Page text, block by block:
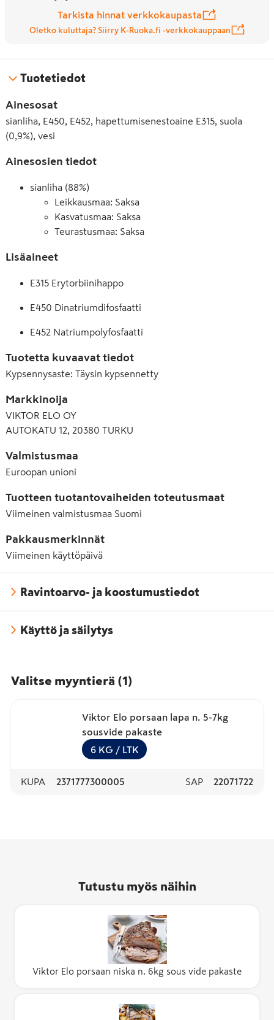
Tarkista hinnat verkkokaupasta
Oletko kuluttaja? Siirry K-Ruoka.fi -verkkokauppaan
Tuotetiedot
Ainesosat
sianliha, E450, E452, hapettumisenestoaine E315, suola
(0,9%), vesi
Ainesosien tiedot
sianliha (88%)
Leikkausmaa: Saksa
Kasvatusmaa: Saksa
Teurastusmaa: Saksa
Lisäaineet
E315 Erytorbiinihappo
E450 Dinatriumdifosfaatti
E452 Natriumpolyfosfaatti
Tuotetta kuvaavat tiedot
Kypsennysaste: Täysin kypsennetty
Markkinoija
VIKTOR ELO OY
AUTOKATU 12, 20380 TURKU
Valmistusmaa
Euroopan unioni
Tuotteen tuotantovaiheiden toteutusmaat
Viimeinen valmistusmaa Suomi
Pakkausmerkinnät
Viimeinen käyttöpäivä
Ravintoarvo- ja koostumustiedot
Käyttö ja säilytys
Valitse myyntierä (1 )
Viktor Elo porsaan lapa n. 5-7kg
sousvide pakaste
6 KG / LTK
KUPA 2371777300005 SAP 22071722
Tutustu myös näihin
Viktor Elo porsaan niska n. 6kg sous vide pakaste